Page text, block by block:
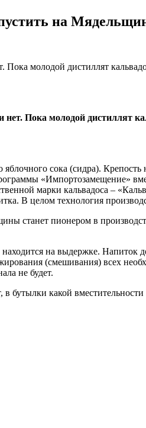
на
Пока молодой дистиллят
нет. Пока молодой дистиллят
сока (сидра).
«Импортозамещение»
марки кальвадоса –
В целом технология
станет пионером в
на выдержке. Напиток
(смешивания) всех
не будет.
какой